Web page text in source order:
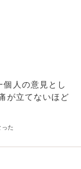
人の意見とし
が立てないほど
た